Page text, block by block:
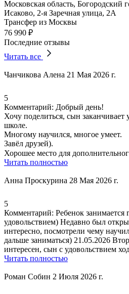
Московская область, Богородский
Исаково, 2-я Заречная улица, 2А
Трансфер из Москвы
76 990 ₽
Последние отзывы
Читать все
Чанчикова Алена 21 Мая 2026 г.
5
Комментарий: Добрый день!
Хочу поделиться, сын заканчивает
школе.
Многому научился, многое умеет.
Завёл друзей).
Хорошее место для
Читать полностью
Анна Проскурина 28 Мая 2026 г.
5
Комментарий: Ребенок занимается
удовольствием) Недавно был
интересно, посмотрели чему
дальше заниматься) 21.05.2026
интересен, сын с удовольствием
Читать полностью
Роман Собин 2 Июля 2026 г.